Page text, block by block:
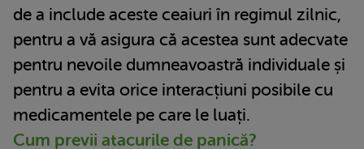
de a include aceste ceaiuri în regimul zilnic,
pentru a vă asigura că acestea sunt adecvate
pentru nevoile dumneavoastră individuale și
pentru a evita orice interacțiuni posibile cu
medicamentele pe care le luați.
Cum previi atacurile de panică?